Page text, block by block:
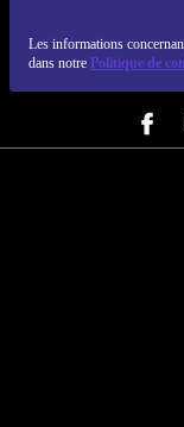
Les informations
dans notre Politique de